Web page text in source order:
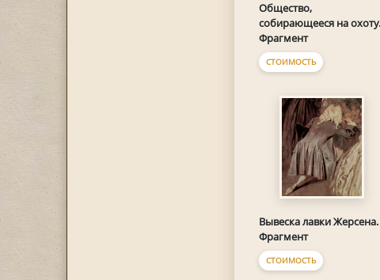
Общество,
собирающееся на охоту.
Фрагмент
СТОИМОСТЬ
Вывеска лавки Жерсена.
Фрагмент
СТОИМОСТЬ